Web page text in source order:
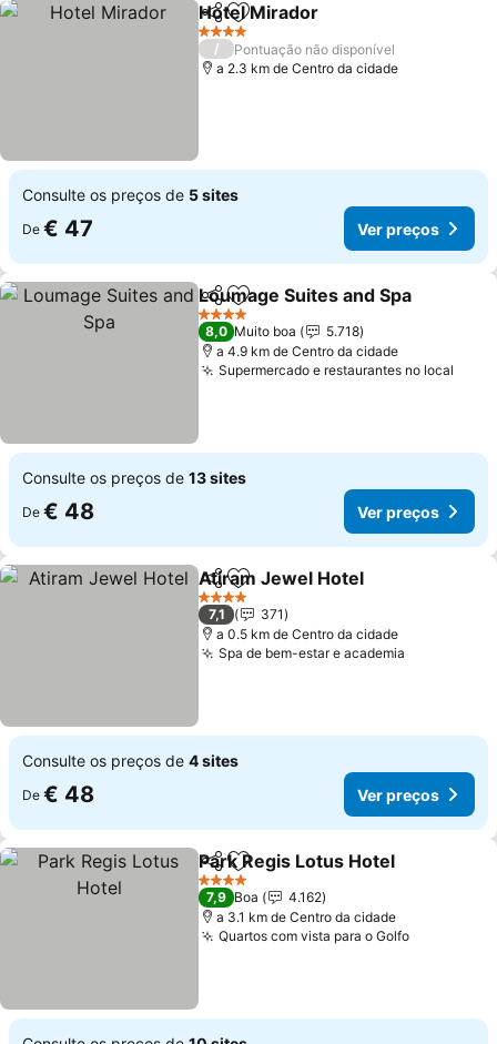
PartilharAdicionar aos favoritos
Hotel Mirador
4 Estrelas
/
Pontuação não disponível
a 2.3 km de Centro da cidade
Consulte os preços de 5 sites
De € 47 Ver preços
PartilharAdicionar aos favoritos
Loumage Suites and Spa
4 Estrelas
8,0 Muito boa
5.718
a 4.9 km de Centro da cidade
Supermercado e restaurantes no local
Consulte os preços de 13 sites
De € 48 Ver preços
PartilharAdicionar aos favoritos
Atiram Jewel Hotel
4 Estrelas
7,1
371
a 0.5 km de Centro da cidade
Spa de bem-estar e academia
Consulte os preços de 4 sites
De € 48 Ver preços
PartilharAdicionar aos favoritos
Park Regis Lotus Hotel
4 Estrelas
7,9 Boa
4.162
a 3.1 km de Centro da cidade
Quartos com vista para o GolfoVer